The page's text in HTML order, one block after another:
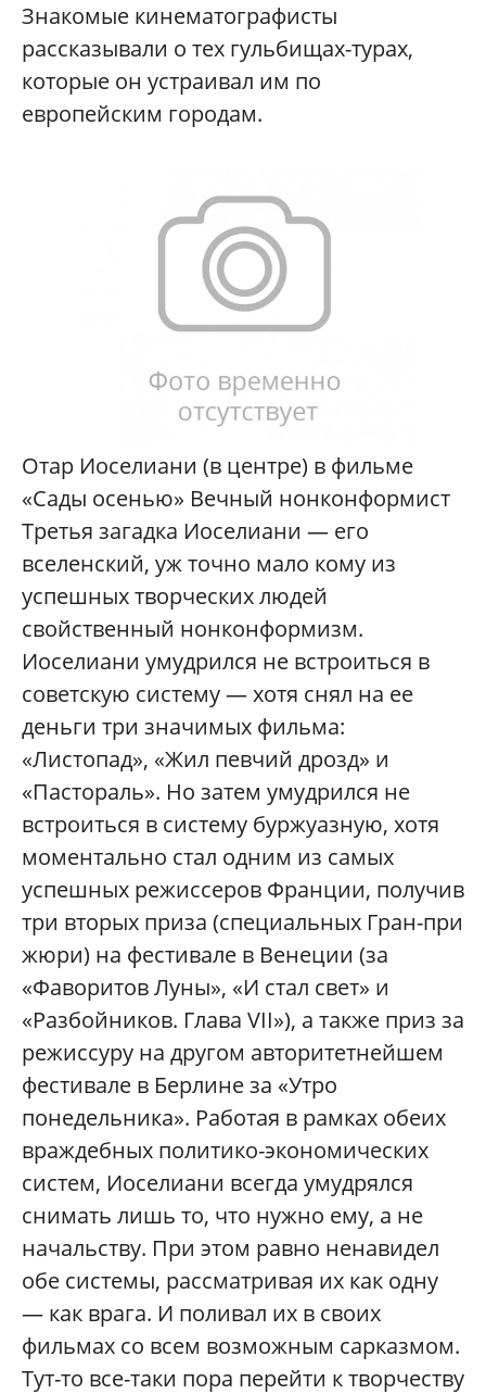
Знакомые кинематографисты
рассказывали о тех гульбищах-турах,
которые он устраивал им по
европейским городам.
Отар Иоселиани (в центре) в фильме
«Сады осенью» Вечный нонконформист
Третья загадка Иоселиани — его
вселенский, уж точно мало кому из
успешных творческих людей
свойственный нонконформизм.
Иоселиани умудрился не встроиться в
советскую систему — хотя снял на ее
деньги три значимых фильма:
«Листопад», «Жил певчий дрозд» и
«Пастораль». Но затем умудрился не
встроиться в систему буржуазную, хотя
моментально стал одним из самых
успешных режиссеров Франции, получив
три вторых приза (специальных Гран-при
жюри) на фестивале в Венеции (за
«Фаворитов Луны», «И стал свет» и
«Разбойников. Глава VII»), а также приз за
режиссуру на другом авторитетнейшем
фестивале в Берлине за «Утро
понедельника». Работая в рамках обеих
враждебных политико-экономических
систем, Иоселиани всегда умудрялся
снимать лишь то, что нужно ему, а не
начальству. При этом равно ненавидел
обе системы, рассматривая их как одну
— как врага. И поливал их в своих
фильмах со всем возможным сарказмом.
Тут-то все-таки пора перейти к творчеству